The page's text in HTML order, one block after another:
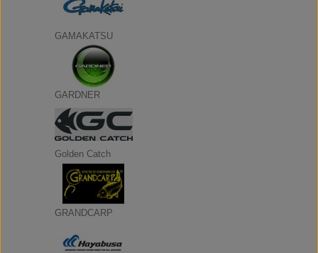
GAMAKATSU
GARDNER
Golden Catch
GRANDCARP